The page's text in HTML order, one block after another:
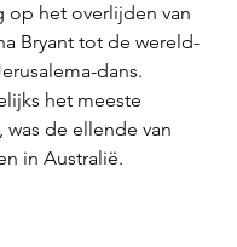
op het overlijden van
Bryant tot de wereld-
dans.
het meeste
was de ellende van
in Australië.